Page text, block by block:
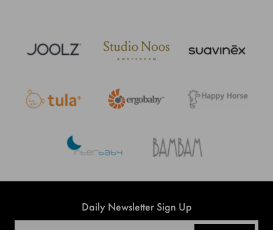
Daily Newsletter Sign Up